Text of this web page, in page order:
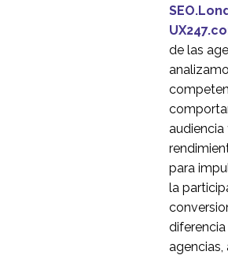
Lo que ocurrió en UX
tras la crisis financiera
3
30 de julio de 2020
Líneas borrosas ?
Experiencia de usuario
inteligentes y tabletas
3
Tecnología vestible: La
experiencia social y del
1
La usabilidad de los
menús para móviles
0
25 de junio de 2014
Desafíos de UX de la
de las
audiencia
para
la
diferencia
agencias,